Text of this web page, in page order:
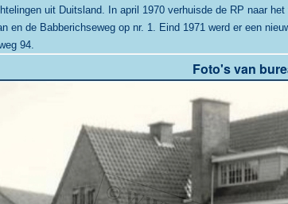
uit Duitsland.
In april 1970 verhuisde de RP naar
en de Babberichseweg op nr. 1. Eind 1971 werd er een
94.
Foto's van